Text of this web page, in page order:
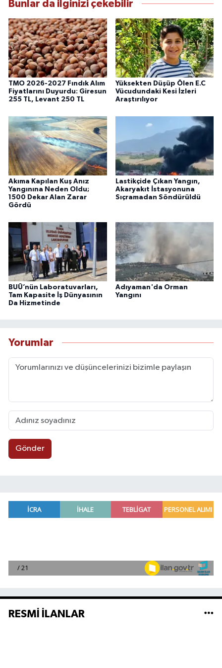
Bunlar da ilginizi çekebilir
TMO 2026-2027 Fındık Alım
Fiyatlarını Duyurdu: Giresun
255 TL, Levant 250 TL
Yüksekten Düşüp Ölen E.C
Vücudundaki Kesi İzleri
Araştırılıyor
Akıma Kapılan Kuş Anız
Yangınına Neden Oldu;
1500 Dekar Alan Zarar
Gördü
Lastikçide Çıkan Yangın,
Akaryakıt İstasyonuna
Sıçramadan Söndürüldü
BUÜ’nün Laboratuvarları,
Tam Kapasite İş Dünyasının
Da Hizmetinde
Adıyaman'da Orman
Yangını
Yorumlar
Gönder
RESMİ İLANLAR